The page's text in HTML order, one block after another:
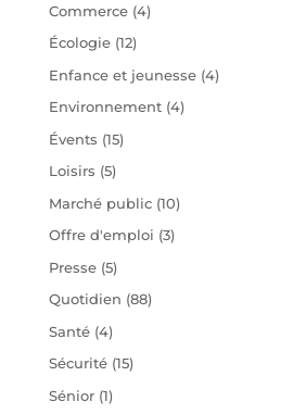
Commerce(4)
Écologie(12)
Enfance et jeunesse(4)
Environnement(4)
Évents (15)
Loisirs (5)
Marché public(10)
Offre d'emploi (3)
Presse(5)
Quotidien (88)
Santé(4)
Sécurité(15)
Sénior(1)